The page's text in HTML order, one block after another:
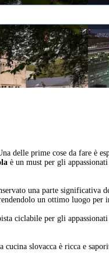
delle prime cose da fare è
è un must per gli
una parte significativa
un ottimo luogo per
ciclabile per gli
slovacca è ricca e